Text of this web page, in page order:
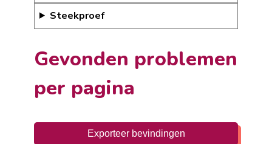
Steekproef
Gevonden problemen
per pagina
Exporteer bevindingen